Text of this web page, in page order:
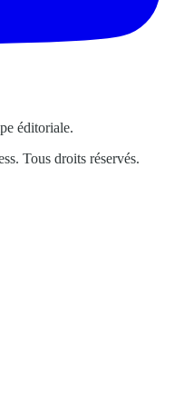
éditoriale.
Tous droits réservés.